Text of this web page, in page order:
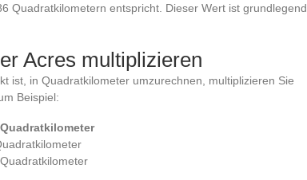
Quadratkilometern entspricht. Dieser Wert ist grundlegend
Acres multiplizieren
ist, in Quadratkilometer umzurechnen, multiplizieren Sie
Beispiel: